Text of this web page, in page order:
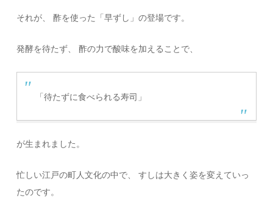
それが、 酢を使った「早ずし」の登場です。
発酵を待たず、 酢の力で酸味を加えることで、
「待たずに食べられる寿司」
が生まれました。
忙しい江戸の町人文化の中で、 すしは大きく姿を変えていっ
たのです。